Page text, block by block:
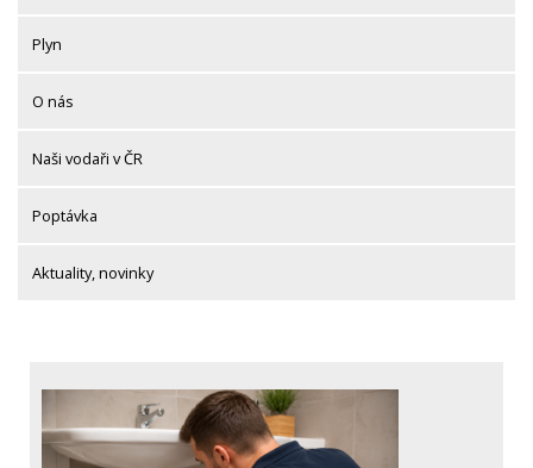
Plyn
O nás
Naši vodaři v ČR
Poptávka
Aktuality, novinky